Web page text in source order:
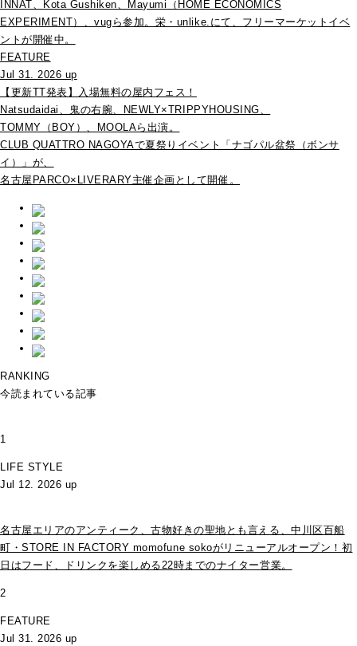
INNAT、Kota Gushiken、Mayumi（HOME ECONOMICS
EXPERIMENT）、vugら参加。栄・unlike.にて、フリーマーケットイベ
ントが開催中。
FEATURE
Jul 31. 2026 up
【更新TT発表】入場無料の屋内フェス！
Natsudaidai、鬼の右腕、NEWLY×TRIPPYHOUSING、
TOMMY（BOY）、MOOLAら出演。
CLUB QUATTRO NAGOYAで夏祭りイベント「ナゴパル盆祭（ボンサ
イ）」が、
名古屋PARCO×LIVERARY主催企画として開催。
RANKING
今読まれている記事
1
LIFE STYLE
Jul 12. 2026 up
名古屋エリアのアンティーク、古物好きの聖地とも言える、中川区百船
町・STORE IN FACTORY momofune sokoがリニューアルオープン！初
日はフード、ドリンクを楽しめる22時までのナイター営業。
2
FEATURE
Jul 31. 2026 up